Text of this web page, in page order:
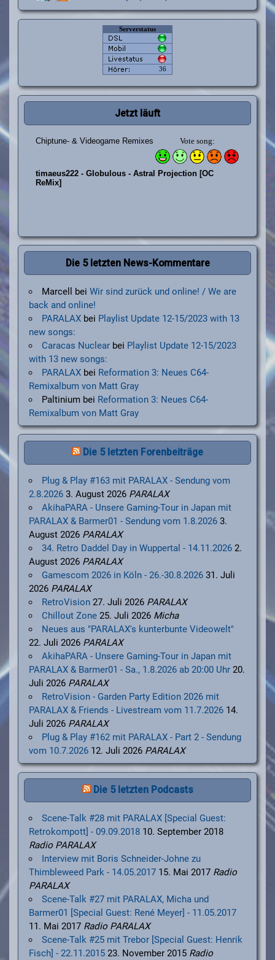
Jetzt läuft
Die 5 letzten News-Kommentare
Marcell bei Wir sind zurück und online! / We are
back and online!
PARALAXbei Playlist Update 12-15/2023 with 13
new songs:
Caracas Nuclearbei Playlist Update 12-15/2023
with 13 new songs:
PARALAXbei Reformation 3: Neues C64-
Remixalbum von Matt Gray
Paltiniumbei Reformation 3: Neues C64-
Remixalbum von Matt Gray
Die 5 letzten Forenbeiträge
Plug & Play #163 mit PARALAX - Sendung vom
2.8.2026 3. August 2026 PARALAX
AkihaPARA - Unsere Gaming-Tour in Japan mit
PARALAX & Barmer01 - Sendung vom 1.8.2026 3.
August 2026 PARALAX
34. Retro Daddel Day in Wuppertal - 14.11.2026 2.
August 2026 PARALAX
Gamescom 2026 in Köln - 26.-30.8.2026 31. Juli
2026 PARALAX
RetroVision 27. Juli 2026 PARALAX
Chillout Zone 25. Juli 2026 Micha
Neues aus "PARALAX's kunterbunte Videowelt"
22. Juli 2026 PARALAX
AkihaPARA - Unsere Gaming-Tour in Japan mit
PARALAX & Barmer01 - Sa., 1.8.2026 ab 20:00 Uhr 20.
Juli 2026 PARALAX
RetroVision - Garden Party Edition 2026 mit
PARALAX & Friends - Livestream vom 11.7.2026 14.
Juli 2026 PARALAX
Plug & Play #162 mit PARALAX - Part 2 - Sendung
vom 10.7.2026 12. Juli 2026 PARALAX
Die 5 letzten Podcasts
Scene-Talk #28 mit PARALAX [Special Guest:
Retrokompott] - 09.09.2018 10. September 2018
Radio PARALAX
Interview mit Boris Schneider-Johne zu
Thimbleweed Park - 14.05.2017 15. Mai 2017 Radio
PARALAX
Scene-Talk #27 mit PARALAX, Micha und
Barmer01 [Special Guest: René Meyer] - 11.05.2017
11. Mai 2017 Radio PARALAX
Scene-Talk #25 mit Trebor [Special Guest: Henrik
Fisch] - 22.11.2015 23. November 2015 Radio